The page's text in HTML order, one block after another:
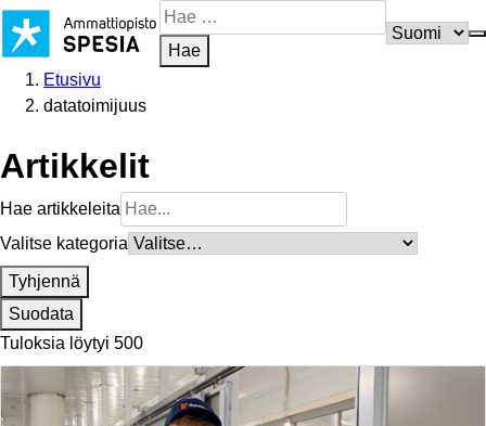
Siirry
sisältöön
Hae
sivustosta
Hae
Etusivu
datatoimijuus
Artikkelit
Hae artikkeleita
Valitse kategoria
Tyhjennä
Suodata
Tuloksia löytyi 500